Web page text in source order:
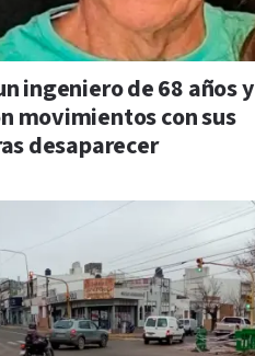
ingeniero de 68 años y
movimientos con sus
desaparecer